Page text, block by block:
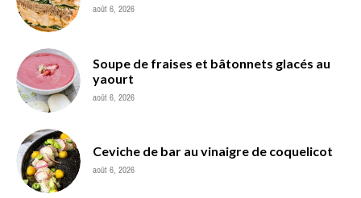
août 6, 2026
Soupe de fraises et bâtonnets glacés au
yaourt
août 6, 2026
Ceviche de bar au vinaigre de coquelicot
août 6, 2026